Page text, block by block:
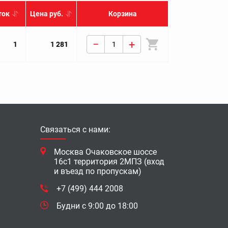
Цена руб. Корзина
1 1 281 − +
Связаться с нами:
Москва Очаковское шоссе
16с1 территория 2МПЗ (вход
и въезд по пропускам)
+7 (499) 444 2008
Будни с 9:00 до 18:00